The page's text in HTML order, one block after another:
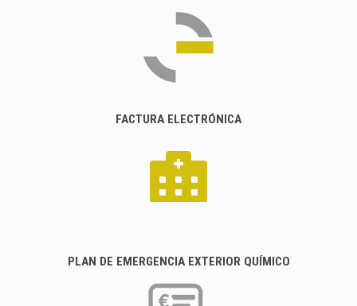
FACTURA ELECTRÓNICA
PLAN DE EMERGENCIA EXTERIOR QUÍMICO